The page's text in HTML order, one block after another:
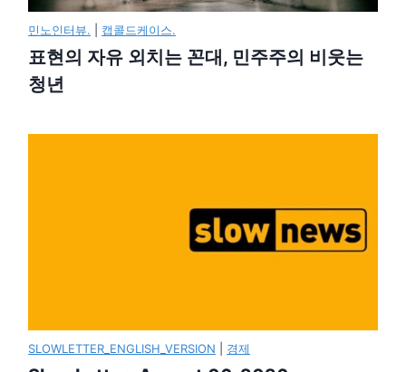
민노인터뷰. 캡콜드케이스.
표현의 자유 외치는 꼰대, 민주주의 비웃는
청년
SLOWLETTER_ENGLISH_VERSION 경제